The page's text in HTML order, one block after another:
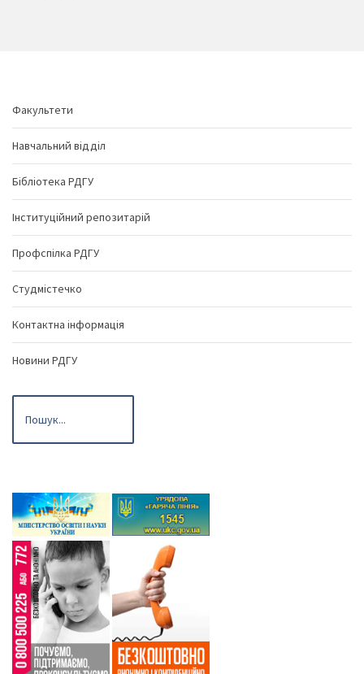
Факультети
Навчальний відділ
Бібліотека РДГУ
Інституційний репозитарій
Профспілка РДГУ
Студмістечко
Контактна інформація
Новини РДГУ